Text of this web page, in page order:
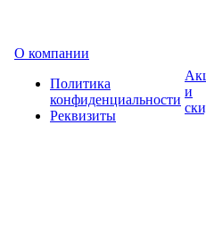
О компании
Политика
конфиденциальности
Реквизиты
и